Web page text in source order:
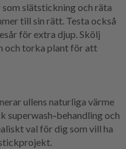
slätstickning och räta
till sin rätt. Testa också
för extra djup. Skölj
och torka plant för att
ullens naturliga värme
superwash‑behandling och
val för dig som vill ha